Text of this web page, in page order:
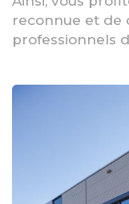
reconnue et de
professionnels